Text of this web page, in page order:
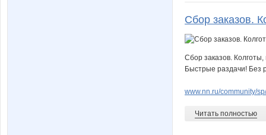
Сбор заказов.
Сбор заказов.
Быстрые раздачи! Без
www.nn.ru/community/
Читать полностью